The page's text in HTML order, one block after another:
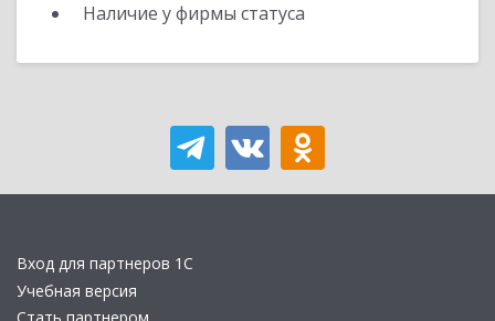
Наличие у фирмы статуса
Вход для партнеров 1С
Учебная версия